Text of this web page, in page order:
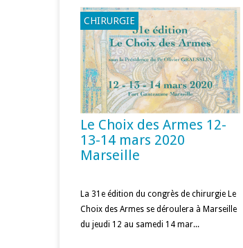
CHIRURGIE
Le Choix des Armes 12-
13-14 mars 2020
Marseille
La 31e édition du congrès de chirurgie Le
Choix des Armes se déroulera à Marseille
du jeudi 12 au samedi 14 mar...